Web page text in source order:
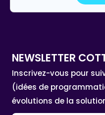
NEWSLETTER
Inscrivez-vous pour
(idées de
évolutions de la